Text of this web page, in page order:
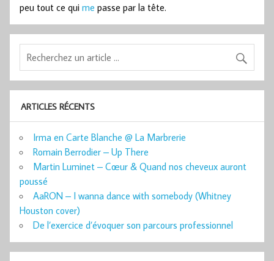
peu tout ce qui me passe par la tête.
ARTICLES RÉCENTS
Irma en Carte Blanche @ La Marbrerie
Romain Berrodier – Up There
Martin Luminet – Cœur & Quand nos cheveux auront
poussé
AaRON – I wanna dance with somebody (Whitney
Houston cover)
De l’exercice d’évoquer son parcours professionnel